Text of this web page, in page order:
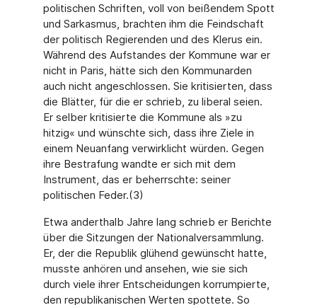
politischen Schriften, voll von beißendem Spott
und Sarkasmus, brachten ihm die Feindschaft
der politisch Regierenden und des Klerus ein.
Während des Aufstandes der Kommune war er
nicht in Paris, hätte sich den Kommunarden
auch nicht angeschlossen. Sie kritisierten, dass
die Blätter, für die er schrieb, zu liberal seien.
Er selber kritisierte die Kommune als »zu
hitzig« und wünschte sich, dass ihre Ziele in
einem Neuanfang verwirklicht würden. Gegen
ihre Bestrafung wandte er sich mit dem
Instrument, das er beherrschte: seiner
politischen Feder.(3)
Etwa anderthalb Jahre lang schrieb er Berichte
über die Sitzungen der Nationalversammlung.
Er, der die Republik glühend gewünscht hatte,
musste anhören und ansehen, wie sie sich
durch viele ihrer Entscheidungen korrumpierte,
den republikanischen Werten spottete. So